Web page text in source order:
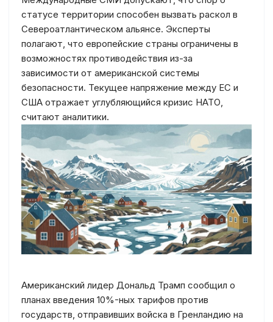
статусе территории способен вызвать раскол в
Североатлантическом альянсе. Эксперты
полагают, что европейские страны ограничены в
возможностях противодействия из-за
зависимости от американской системы
безопасности. Текущее напряжение между ЕС и
США отражает углубляющийся кризис НАТО,
считают аналитики.
Американский лидер Дональд Трамп сообщил о
планах введения 10%-ных тарифов против
государств, отправивших войска в Гренландию на